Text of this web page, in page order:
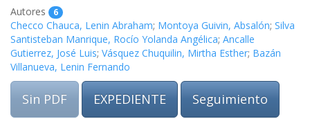
Autores 6
Checco Chauca, Lenin Abraham; Montoya Guivin, Absalón; Silva
Santisteban Manrique, Rocío Yolanda Angélica; Ancalle
Gutierrez, José Luis; Vásquez Chuquilin, Mirtha Esther; Bazán
Villanueva, Lenin Fernando
Sin PDF EXPEDIENTE Seguimiento